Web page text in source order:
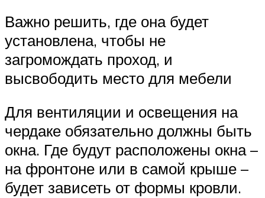
Важно решить, где она будет
установлена, чтобы не
загромождать проход, и
высвободить место для мебели
Для вентиляции и освещения на
чердаке обязательно должны быть
окна. Где будут расположены окна –
на фронтоне или в самой крыше –
будет зависеть от формы кровли.